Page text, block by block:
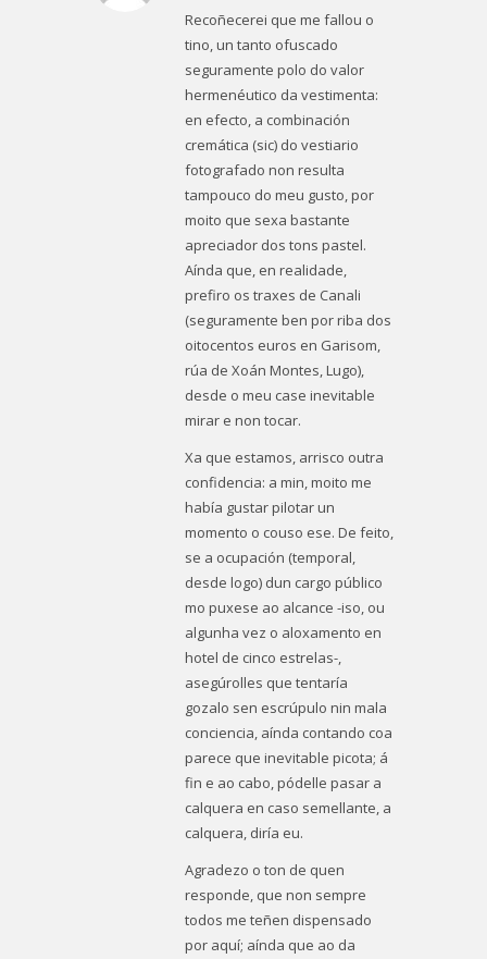
Recoñecerei que me fallou o
tino, un tanto ofuscado
seguramente polo do valor
hermenéutico da vestimenta:
en efecto, a combinación
cremática (sic) do vestiario
fotografado non resulta
tampouco do meu gusto, por
moito que sexa bastante
apreciador dos tons pastel.
Aínda que, en realidade,
prefiro os traxes de Canali
(seguramente ben por riba dos
oitocentos euros en Garisom,
rúa de Xoán Montes, Lugo),
desde o meu case inevitable
mirar e non tocar.
Xa que estamos, arrisco outra
confidencia: a min, moito me
había gustar pilotar un
momento o couso ese. De feito,
se a ocupación (temporal,
desde logo) dun cargo público
mo puxese ao alcance -iso, ou
algunha vez o aloxamento en
hotel de cinco estrelas-,
asegúrolles que tentaría
gozalo sen escrúpulo nin mala
conciencia, aínda contando coa
parece que inevitable picota; á
fin e ao cabo, pódelle pasar a
calquera en caso semellante, a
calquera, diría eu.
Agradezo o ton de quen
responde, que non sempre
todos me teñen dispensado
por aquí; aínda que ao da